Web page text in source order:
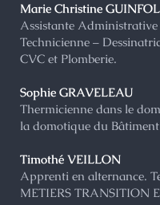
Marie Christine
Assistante Administrative
Technicienne –
CVC et Plomberie.
Sophie GRAVELEAU
Thermicienne dans le
la domotique du Bâtiment
Timothé VEILLON
Apprenti en alternance.
METIERS TRANSITION